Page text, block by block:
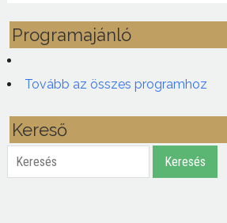
Programajánló
Tovább az összes programhoz
Kereső
Keresés Keresés